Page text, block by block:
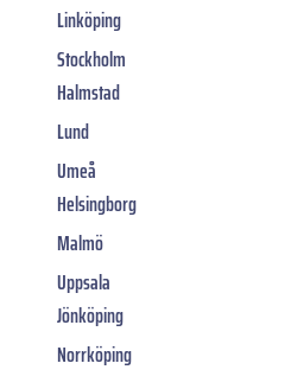
Linköping
Stockholm
Halmstad
Lund
Umeå
Helsingborg
Malmö
Uppsala
Jönköping
Norrköping